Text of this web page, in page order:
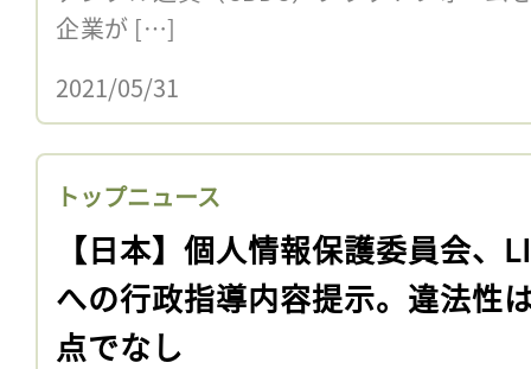
企業が […]
2021/05/31
トップニュース
【日本】個人情報保護委員会、
への行政指導内容提示。違法性
点でなし